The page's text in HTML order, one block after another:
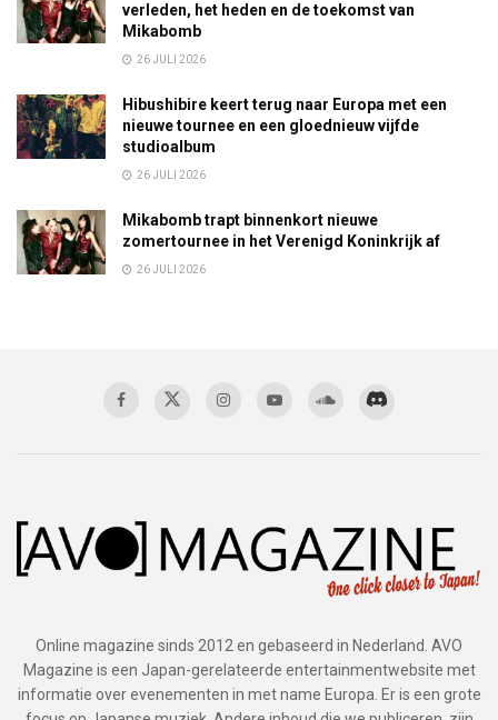
verleden, het heden en de toekomst van
Mikabomb
26 JULI 2026
Hibushibire keert terug naar Europa met een
nieuwe tournee en een gloednieuw vijfde
studioalbum
26 JULI 2026
Mikabomb trapt binnenkort nieuwe
zomertournee in het Verenigd Koninkrijk af
26 JULI 2026
Online magazine sinds 2012 en gebaseerd in Nederland. AVO
Magazine is een Japan-gerelateerde entertainmentwebsite met
informatie over evenementen in met name Europa. Er is een grote